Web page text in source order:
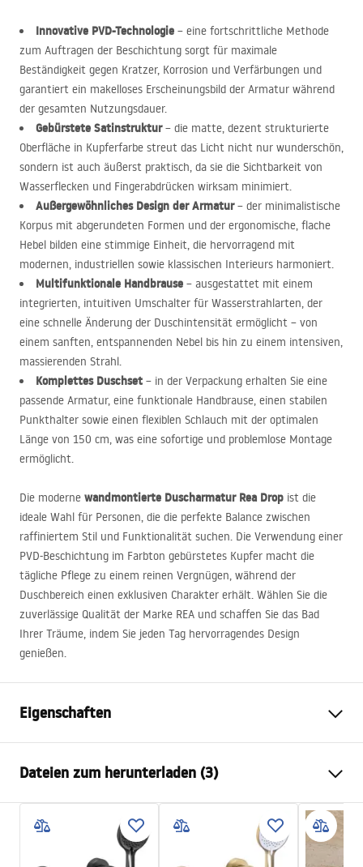
Innovative PVD-Technologie – eine fortschrittliche Methode
zum Auftragen der Beschichtung sorgt für maximale
Beständigkeit gegen Kratzer, Korrosion und Verfärbungen und
garantiert ein makelloses Erscheinungsbild der Armatur während
der gesamten Nutzungsdauer.
Gebürstete Satinstruktur– die matte, dezent strukturierte
Oberfläche in Kupferfarbe streut das Licht nicht nur wunderschön,
sondern ist auch äußerst praktisch, da sie die Sichtbarkeit von
Wasserflecken und Fingerabdrücken wirksam minimiert.
Außergewöhnliches Design der Armatur– der minimalistische
Korpus mit abgerundeten Formen und der ergonomische, flache
Hebel bilden eine stimmige Einheit, die hervorragend mit
modernen, industriellen sowie klassischen Interieurs harmoniert.
Multifunktionale Handbrause – ausgestattet mit einem
integrierten, intuitiven Umschalter für Wasserstrahlarten, der
eine schnelle Änderung der Duschintensität ermöglicht – von
einem sanften, entspannenden Nebel bis hin zu einem intensiven,
massierenden Strahl.
Komplettes Duschset – in der Verpackung erhalten Sie eine
passende Armatur, eine funktionale Handbrause, einen stabilen
Punkthalter sowie einen flexiblen Schlauch mit der optimalen
Länge von 150 cm, was eine sofortige und problemlose Montage
ermöglicht.
Die moderne wandmontierte Duscharmatur Rea Drop ist die
ideale Wahl für Personen, die die perfekte Balance zwischen
raffiniertem Stil und Funktionalität suchen. Die Verwendung einer
PVD-Beschichtung im Farbton gebürstetes Kupfer macht die
tägliche Pflege zu einem reinen Vergnügen, während der
Duschbereich einen exklusiven Charakter erhält. Wählen Sie die
zuverlässige Qualität der Marke REA und schaffen Sie das Bad
Ihrer Träume, indem Sie jeden Tag hervorragendes Design
genießen.
Eigenschaften
Montageart
Wandmontage
Farbe
Gebürstetes Kupfer
Material
Messing, ABS
mm
Dateien zum herunterladen (3)
Instrukcja montażu